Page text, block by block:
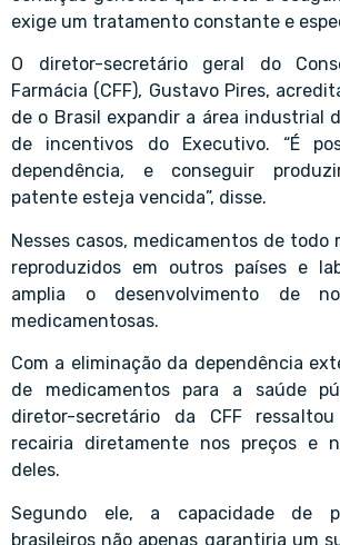
exige um tratamento constante e
O diretor-secretário geral do
Farmácia (CFF), Gustavo Pires,
de o Brasil expandir a área industrial
de incentivos do Executivo. “É
dependência, e conseguir
patente esteja vencida”, disse.
Nesses casos, medicamentos de todo
reproduzidos em outros países e
amplia o desenvolvimento de
medicamentosas.
Com a eliminação da dependência
de medicamentos para a saúde
diretor-secretário da CFF
recairia diretamente nos preços e
deles.
Segundo ele, a capacidade de
brasileiros não apenas garantiria um